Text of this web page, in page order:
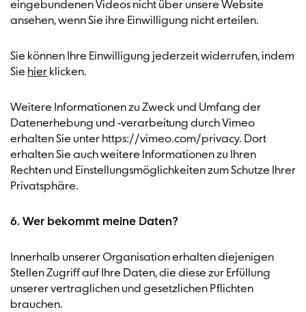
eingebundenen Videos nicht über unsere Website
ansehen, wenn Sie ihre Einwilligung nicht erteilen.
Sie können Ihre Einwilligung jederzeit widerrufen, indem
Sie hier klicken.
Weitere Informationen zu Zweck und Umfang der
Datenerhebung und -verarbeitung durch Vimeo
erhalten Sie unter https://vimeo.com/privacy. Dort
erhalten Sie auch weitere Informationen zu Ihren
Rechten und Einstellungsmöglichkeiten zum Schutze Ihrer
Privatsphäre.
6. Wer bekommt meine Daten?
Innerhalb unserer Organisation erhalten diejenigen
Stellen Zugriff auf Ihre Daten, die diese zur Erfüllung
unserer vertraglichen und gesetzlichen Pflichten
brauchen.